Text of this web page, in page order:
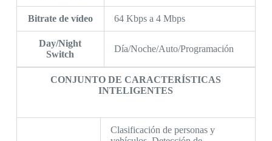
Bitrate de vídeo 64 Kbps a 4 Mbps
Day/Night
Switch
Día/Noche/Auto/Programación
CONJUNTO DE CARACTERÍSTICAS
INTELIGENTES
Clasificación de personas y